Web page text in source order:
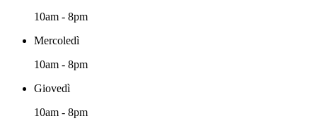
10am - 8pm
Mercoledì
10am - 8pm
Giovedì
10am - 8pm